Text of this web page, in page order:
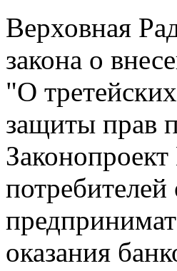
Верховная
закона о
"О
защиты прав
оказания